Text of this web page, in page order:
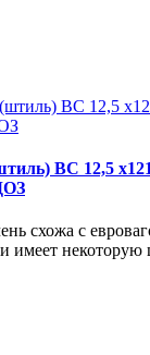
ВС 12,5
схожа с
имеет некоторую